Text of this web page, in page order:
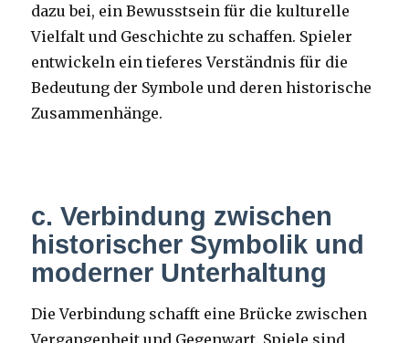
dazu bei, ein Bewusstsein für die kulturelle
Vielfalt und Geschichte zu schaffen. Spieler
entwickeln ein tieferes Verständnis für die
Bedeutung der Symbole und deren historische
Zusammenhänge.
c. Verbindung zwischen
historischer Symbolik und
moderner Unterhaltung
Die Verbindung schafft eine Brücke zwischen